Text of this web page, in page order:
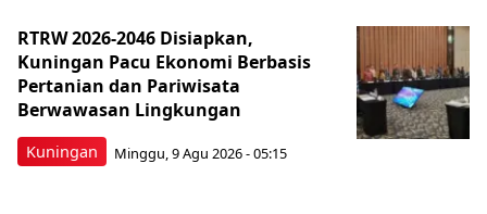
Kuningan
RTRW 2026-2046 Disiapkan,
Kuningan Pacu Ekonomi Berbasis
Pertanian dan Pariwisata
Berwawasan Lingkungan
Minggu, 9 Agu 2026 - 05:15